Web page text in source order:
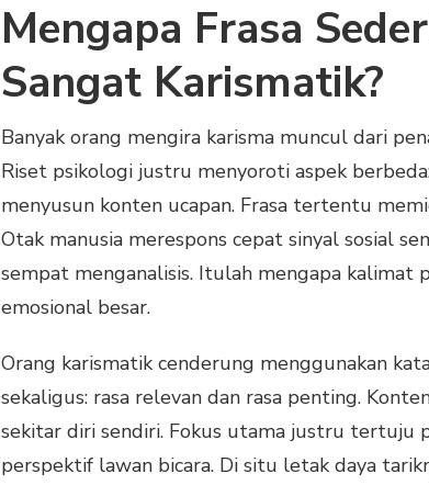
Mengapa Frasa
Sangat Karismatik?
Banyak orang mengira karisma muncul dari
Riset psikologi justru menyoroti aspek
menyusun konten ucapan. Frasa tertentu
Otak manusia merespons cepat sinyal sosial
sempat menganalisis. Itulah mengapa kalimat
emosional besar.
Orang karismatik cenderung menggunakan
sekaligus: rasa relevan dan rasa penting.
sekitar diri sendiri. Fokus utama justru tertuju
perspektif lawan bicara. Di situ letak daya